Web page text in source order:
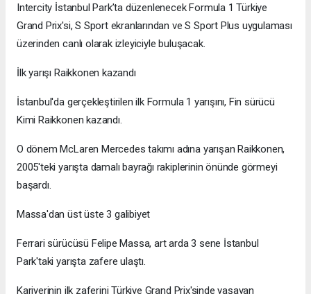
Intercity İstanbul Park’ta düzenlenecek Formula 1 Türkiye
Grand Prix'si, S Sport ekranlarından ve S Sport Plus uygulaması
üzerinden canlı olarak izleyiciyle buluşacak.
İlk yarışı Raikkonen kazandı
İstanbul'da gerçekleştirilen ilk Formula 1 yarışını, Fin sürücü
Kimi Raikkonen kazandı.
O dönem McLaren Mercedes takımı adına yarışan Raikkonen,
2005'teki yarışta damalı bayrağı rakiplerinin önünde görmeyi
başardı.
Massa'dan üst üste 3 galibiyet
Ferrari sürücüsü Felipe Massa, art arda 3 sene İstanbul
Park'taki yarışta zafere ulaştı.
Kariyerinin ilk zaferini Türkiye Grand Prix'sinde yaşayan